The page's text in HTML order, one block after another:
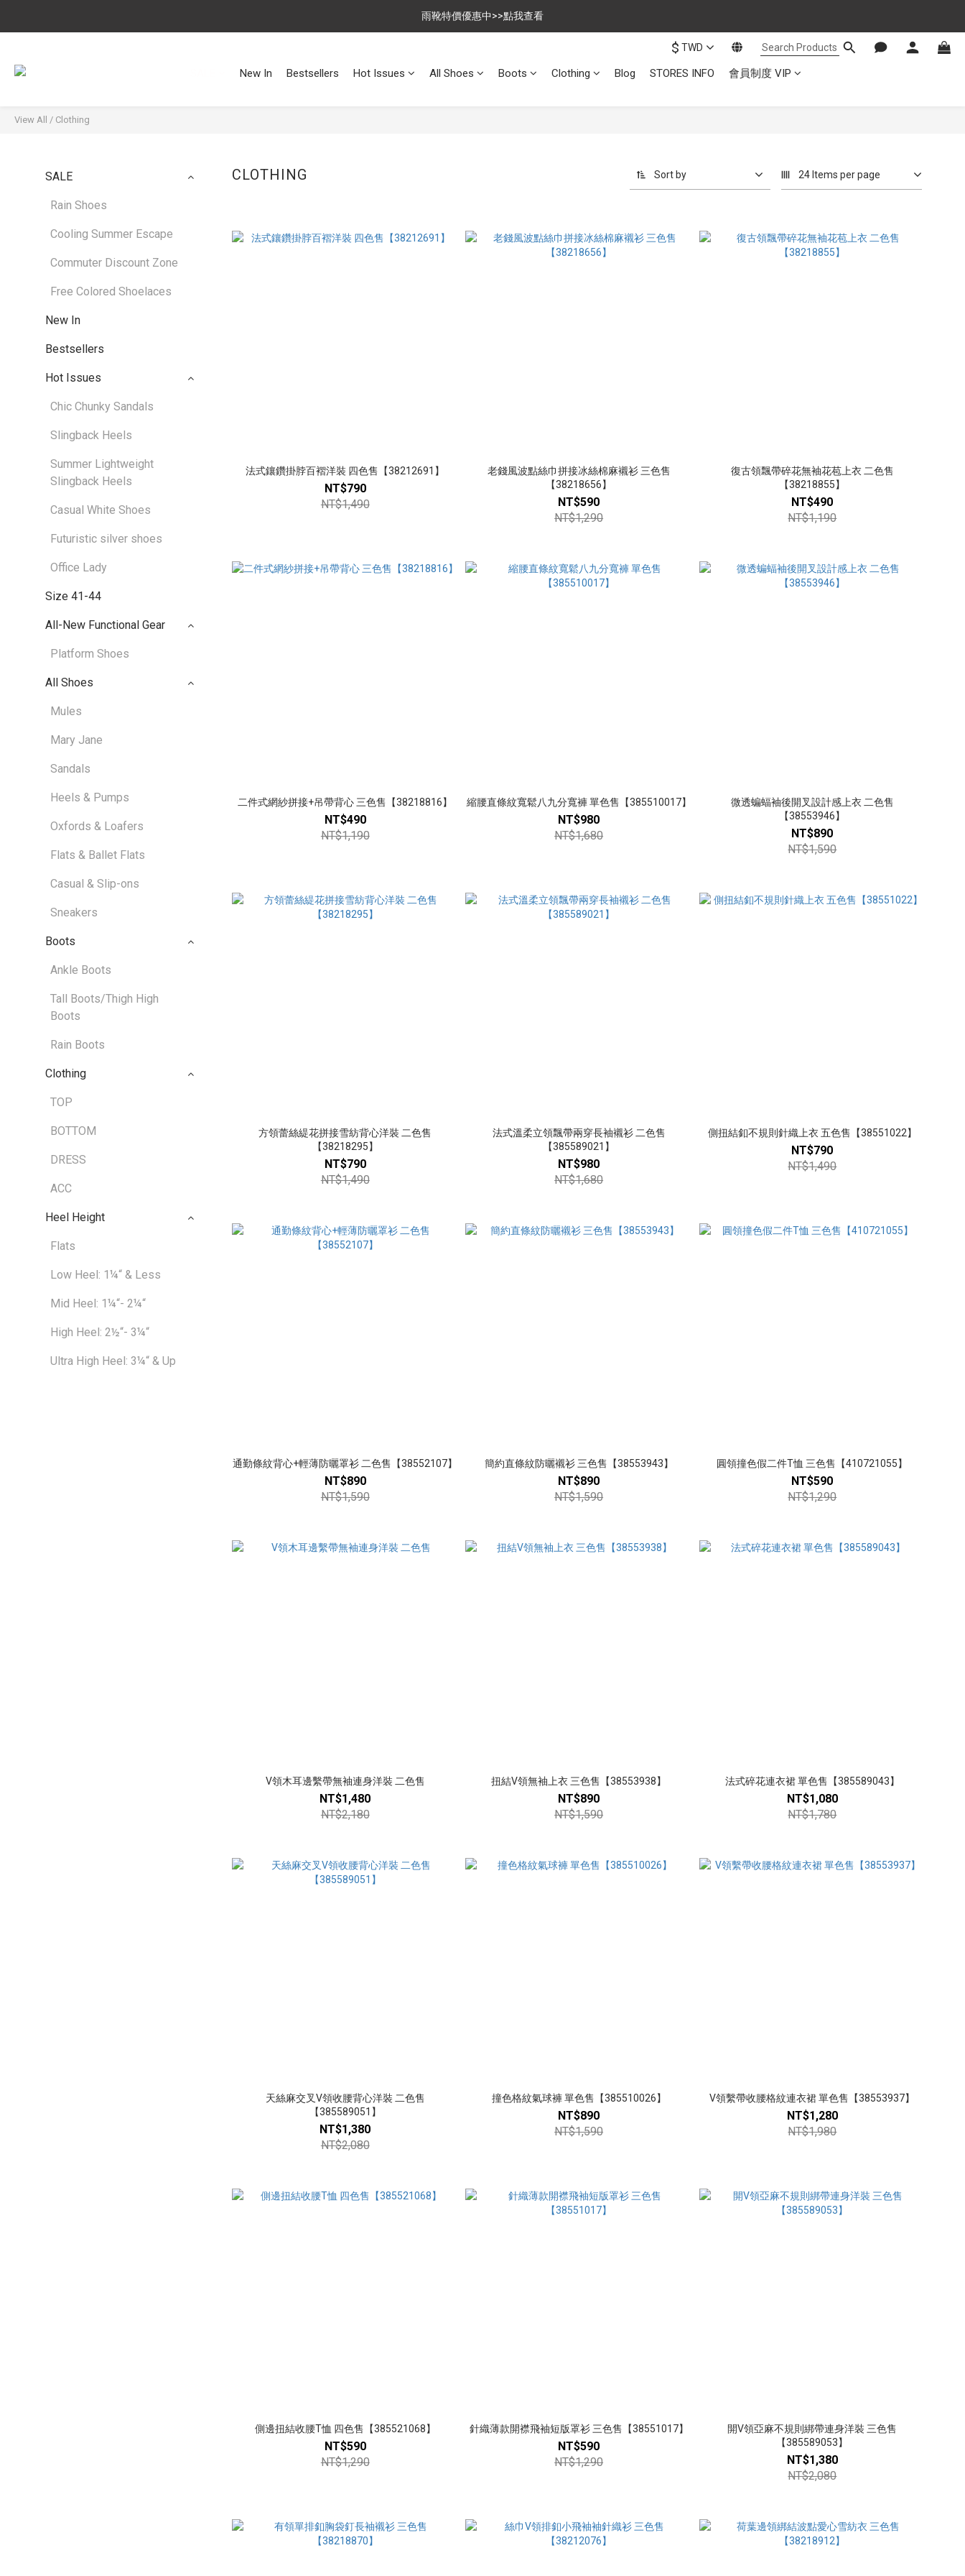
$699免運，優惠品點數5倍送
雨靴特價優惠中>>點我查看
$ TWD
New In Bestsellers Hot Issues All Shoes Boots Clothing Blog STORES INFO 會員制度 VIP
View All / Clothing
SALE
Rain Shoes
Cooling Summer Escape
Commuter Discount Zone
Free Colored Shoelaces
New In
Bestsellers
Hot Issues
Chic Chunky Sandals
Slingback Heels
Summer Lightweight
Slingback Heels
Casual White Shoes
Futuristic silver shoes
Office Lady
Size 41-44
All-New Functional Gear
Platform Shoes
All Shoes
Mules
Mary Jane
Sandals
Heels & Pumps
Oxfords & Loafers
Flats & Ballet Flats
Casual & Slip-ons
Sneakers
Boots
Ankle Boots
Tall Boots/Thigh High
Boots
Rain Boots
Clothing
TOP
BOTTOM
DRESS
ACC
Heel Height
Flats
Low Heel: 1¼“ & Less
Mid Heel: 1¼“- 2¼“
High Heel: 2½“- 3¼“
Ultra High Heel: 3¼“ & Up
CLOTHING Sort by 24 Items per page
法式鑲鑽掛脖百褶洋裝 四色售【38212691】
NT$790
NT$1,490
老錢風波點絲巾拼接冰絲棉麻襯衫 三色售
【38218656】
NT$590
NT$1,290
復古領飄帶碎花無袖花苞上衣 二色售
【38218855】
NT$490
NT$1,190
二件式網紗拼接+吊帶背心 三色售【38218816】
NT$490
NT$1,190
縮腰直條紋寬鬆八九分寬褲 單色售【385510017】
NT$980
NT$1,680
微透蝙蝠袖後開叉設計感上衣 二色售
【38553946】
NT$890
NT$1,590
方領蕾絲緹花拼接雪紡背心洋裝 二色售
【38218295】
NT$790
NT$1,490
法式溫柔立領飄帶兩穿長袖襯衫 二色售
【385589021】
NT$980
NT$1,680
側扭結釦不規則針織上衣 五色售【38551022】
NT$790
NT$1,490
通勤條紋背心+輕薄防曬罩衫 二色售【38552107】
NT$890
NT$1,590
簡約直條紋防曬襯衫 三色售【38553943】
NT$890
NT$1,590
圓領撞色假二件T恤 三色售【410721055】
NT$590
NT$1,290
V領木耳邊繫帶無袖連身洋裝 二色售
NT$1,480
NT$2,180
扭結V領無袖上衣 三色售【38553938】
NT$890
NT$1,590
法式碎花連衣裙 單色售【385589043】
NT$1,080
NT$1,780
天絲麻交叉V領收腰背心洋裝 二色售
【385589051】
NT$1,380
NT$2,080
撞色格紋氣球褲 單色售【385510026】
NT$890
NT$1,590
V領繫帶收腰格紋連衣裙 單色售【38553937】
NT$1,280
NT$1,980
側邊扭結收腰T恤 四色售【385521068】
NT$590
NT$1,290
針織薄款開襟飛袖短版罩衫 三色售【38551017】
NT$590
NT$1,290
開V領亞麻不規則綁帶連身洋裝 三色售
【385589053】
NT$1,380
NT$2,080